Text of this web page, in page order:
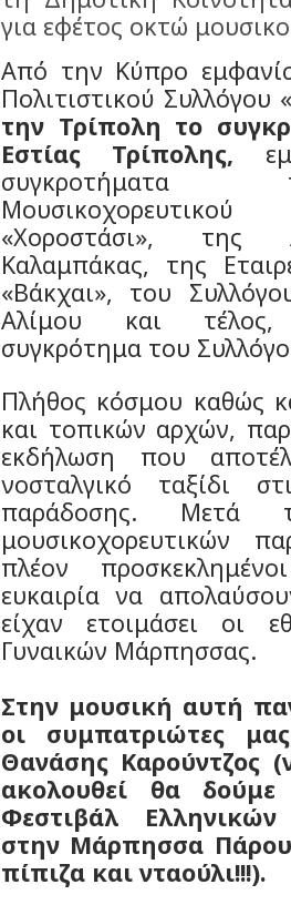
για εφέτος οκτώ
Από την Κύπρο
Πολιτιστικού
την Τρίπολη το
Εστίας Τρίπολης,
συγκροτήματα
«Χοροστάσι», της
Καλαμπάκας, της
«Βάκχαι», του
Αλίμου και τέλος,
συγκρότημα του
Πλήθος κόσμου καθώς
και τοπικών αρχών,
εκδήλωση που
νοσταλγικό ταξίδι
παράδοσης. Μετά
μουσικοχορευτικών
πλέον
ευκαιρία να
είχαν ετοιμάσει οι
Γυναικών Μάρπησσας.
Στην μουσική αυτή
οι συμπατριώτες
Θανάσης Καρούντζος
ακολουθεί θα
Φεστιβάλ
στην Μάρπησσα Πάρου
πίπιζα και νταούλι!!!).